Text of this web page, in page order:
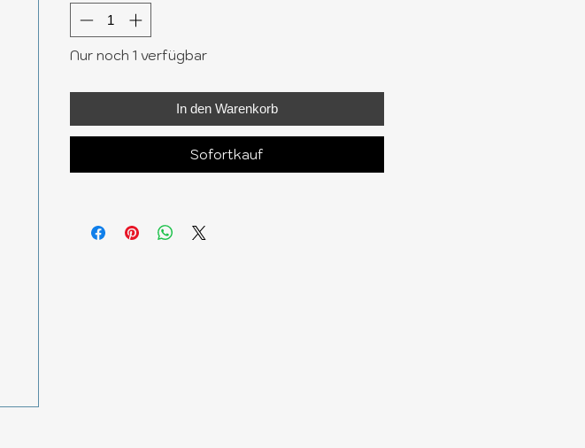
Nur noch 1 verfügbar
In den Warenkorb
Sofortkauf